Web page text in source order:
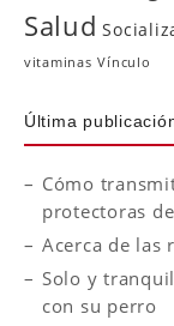
Salud
vitaminas Vínculo
Última
Cómo
protectoras
Acerca de las
Solo y
con su perro